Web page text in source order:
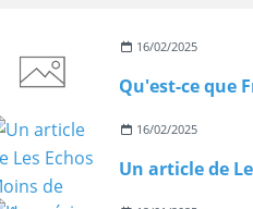
16/02/2025
16/02/2025